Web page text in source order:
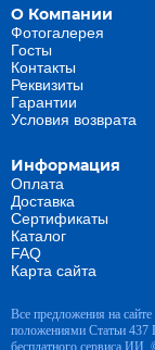
О Компании
Фотогалерея
Госты
Контакты
Реквизиты
Гарантии
Условия возврата
Информация
Оплата
Доставка
Сертификаты
Каталог
FAQ
Карта сайта
Все предложения на
положениями Статьи